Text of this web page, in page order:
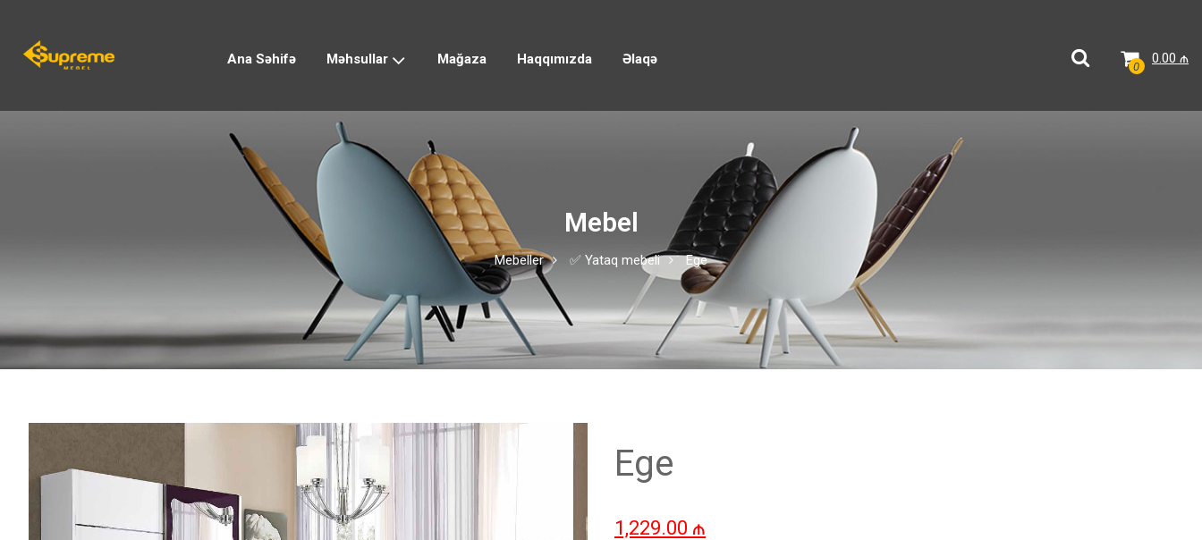
Ana Səhifə Məhsullar Mağaza Haqqımızda Əlaqə 0.00 ₼
0
Mebel
Mebeller ✅ Yataq mebeli Ege
Ege
1,229.00 ₼